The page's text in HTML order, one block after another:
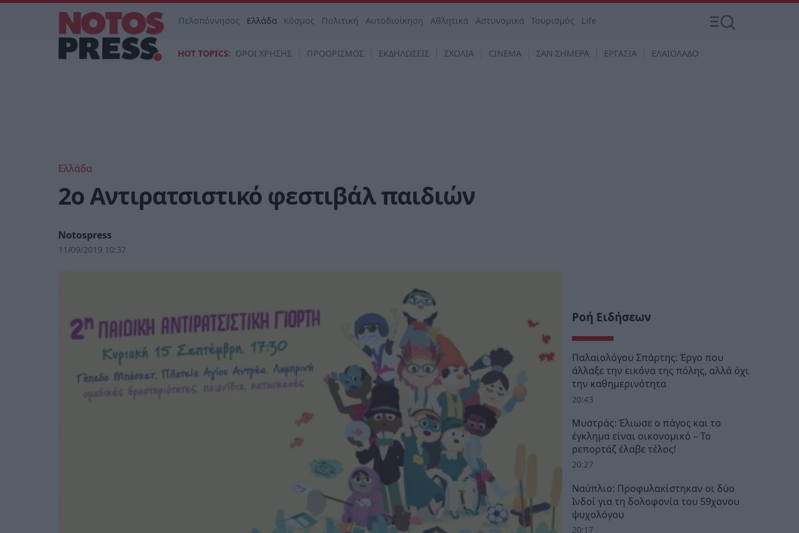
Πελοπόννησος Ελλάδα Κόσμος Πολιτική Αυτοδιοίκηση Αθλητικά Αστυνομικά Τουρισμός Life
HOT TOPICS: ΟΡΟΙ ΧΡΗΣΗΣ ΠΡΟΟΡΙΣΜΟΣ ΕΚΔΗΛΩΣΕΙΣ ΣΧΟΛΙΑ CINEMA ΣΑΝ ΣΗΜΕΡΑ ΕΡΓΑΣΙΑ ΕΛΑΙΟΛΑΔΟ
Ελλάδα
2ο Αντιρατσιστικό φεστιβάλ παιδιών
Notospress
11/09/2019 10:37
Ροή Ειδήσεων
Παλαιολόγου Σπάρτης: Έργο που
άλλαξε την εικόνα της πόλης, αλλά όχι
την καθημερινότητα
20:43
Μυστράς: Έλιωσε ο πάγος και το
έγκλημα είναι οικονομικό – Το
ρεπορτάζ έλαβε τέλος!
20:27
Ναύπλιο: Προφυλακίστηκαν οι δύο
Ινδοί για τη δολοφονία του 59χονου
ψυχολόγου
20:17